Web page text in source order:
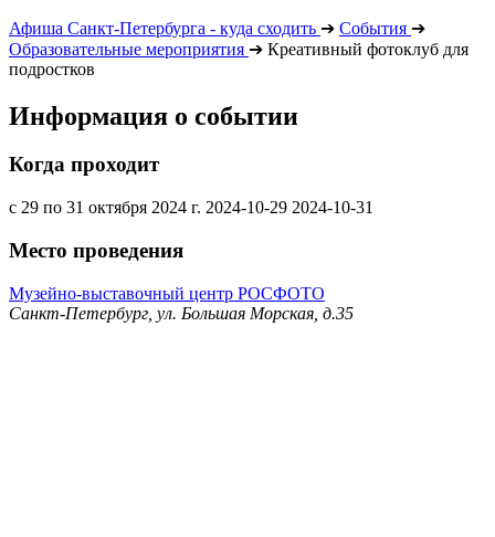
Афиша Санкт-Петербурга - куда сходить ➔ События ➔
Образовательные мероприятия ➔ Креативный фотоклуб для
подростков
Информация о событии
Когда проходит
с 29 по 31 октября 2024 г. 2024-10-29 2024-10-31
Место проведения
Музейно-выставочный центр РОСФОТО
Санкт-Петербург, ул. Большая Морская, д.35